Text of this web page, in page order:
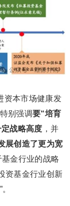
资本市场健康发
别强调要“培育
战略高度 ，并
展创造了更为宽
金行业的战略
资基金行业创新